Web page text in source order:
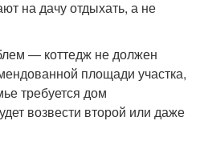
на дачу отдыхать, а не
― коттедж не должен
площади участка,
требуется дом
возвести второй или даже